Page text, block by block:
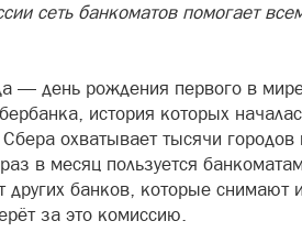
сеть банкоматов помогает
— день рождения первого в
история которых
охватывает тысячи
в месяц пользуется
банков, которые снимают
за это комиссию.